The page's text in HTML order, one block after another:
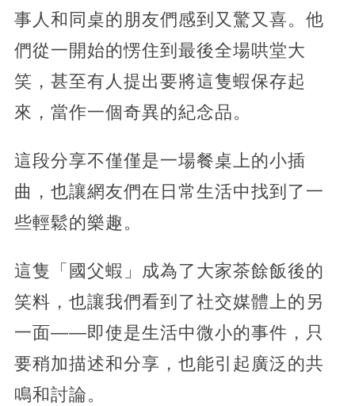
事人和同桌的朋友們感到又驚又喜。他
們從一開始的愣住到最後全場哄堂大
笑，甚至有人提出要將這隻蝦保存起
來，當作一個奇異的紀念品。
這段分享不僅僅是一場餐桌上的小插
曲，也讓網友們在日常生活中找到了一
些輕鬆的樂趣。
這隻「國父蝦」成為了大家茶餘飯後的
笑料，也讓我們看到了社交媒體上的另
一面——即使是生活中微小的事件，只
要稍加描述和分享，也能引起廣泛的共
鳴和討論。